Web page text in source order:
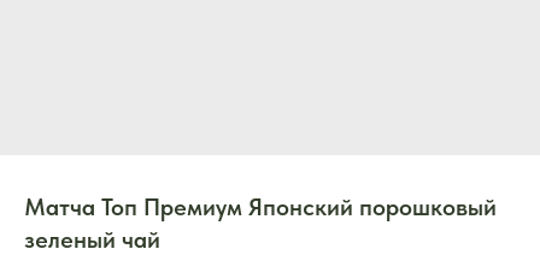
Матча Топ Премиум Японский порошковый
зеленый чай